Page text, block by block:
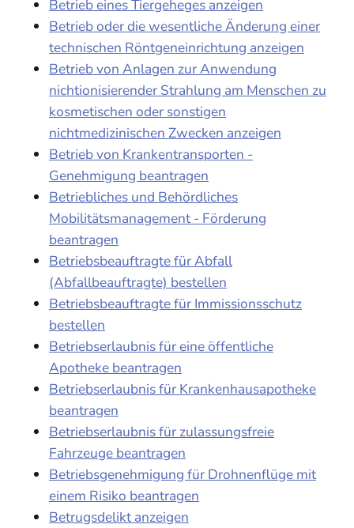
Betrieb eines Tiergeheges anzeigen
Betrieb oder die wesentliche Änderung einer
technischen Röntgeneinrichtung anzeigen
Betrieb von Anlagen zur Anwendung
nichtionisierender Strahlung am Menschen zu
kosmetischen oder sonstigen
nichtmedizinischen Zwecken anzeigen
Betrieb von Krankentransporten -
Genehmigung beantragen
Betriebliches und Behördliches
Mobilitätsmanagement - Förderung
beantragen
Betriebsbeauftragte für Abfall
(Abfallbeauftragte) bestellen
Betriebsbeauftragte für Immissionsschutz
bestellen
Betriebserlaubnis für eine öffentliche
Apotheke beantragen
Betriebserlaubnis für Krankenhausapotheke
beantragen
Betriebserlaubnis für zulassungsfreie
Fahrzeuge beantragen
Betriebsgenehmigung für Drohnenflüge mit
einem Risiko beantragen
Betrugsdelikt anzeigen